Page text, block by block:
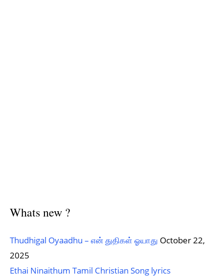
Whats new ?
Thudhigal Oyaadhu – என் துதிகள் ஓயாது October 22,
2025
Ethai Ninaithum Tamil Christian Song lyrics